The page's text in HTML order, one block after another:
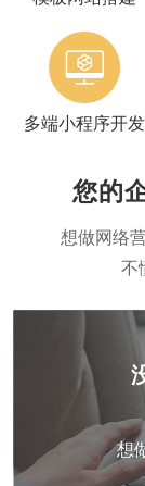
多端小程序开发
您的
想做网络
不
想